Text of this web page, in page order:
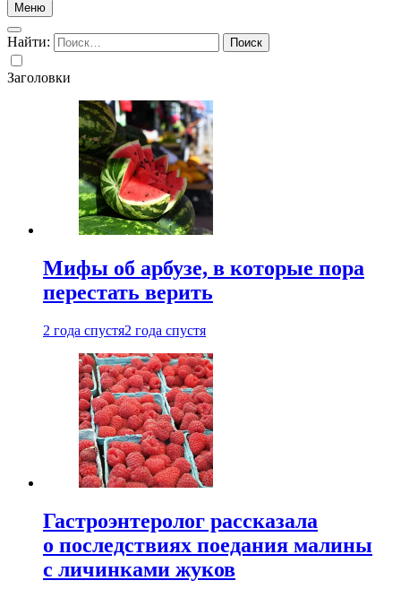
Меню
Найти:
Заголовки
Мифы об арбузе, в которые пора
перестать верить
2 года спустя2 года спустя
Гастроэнтеролог рассказала
о последствиях поедания малины
с личинками жуков